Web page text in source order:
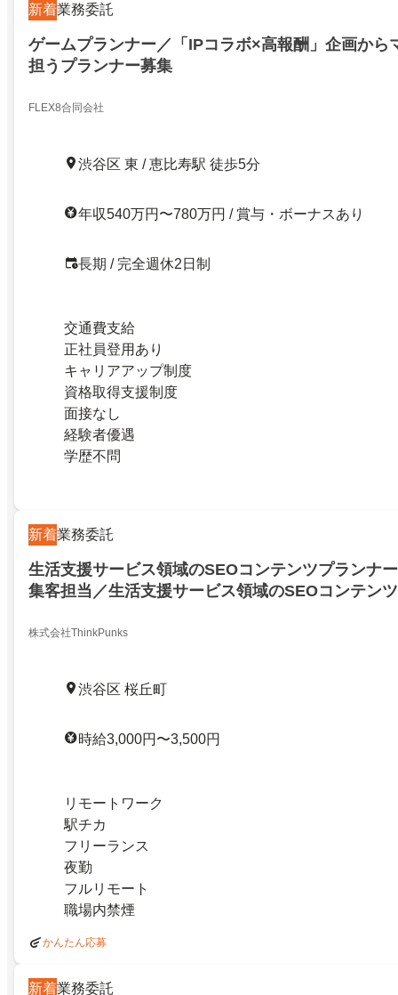
新着業務委託
ゲームプランナー／「IPコラボ×高報酬」企画から
担うプランナー募集
FLEX8合同会社
渋谷区 東 / 恵比寿駅 徒歩5分
年収540万円〜780万円 / 賞与・ボーナスあり
長期 / 完全週休2日制
交通費支給
正社員登用あり
キャリアアップ制度
資格取得支援制度
面接なし
経験者優遇
学歴不問
新着業務委託
生活支援サービス領域のSEOコンテンツプランナ
集客担当／生活支援サービス領域のSEOコンテン
ンナー・オーガニック集客担当／27691835
株式会社ThinkPunks
渋谷区 桜丘町
時給3,000円〜3,500円
リモートワーク
駅チカ
フリーランス
夜勤
フルリモート
職場内禁煙
かんたん応募
新着業務委託